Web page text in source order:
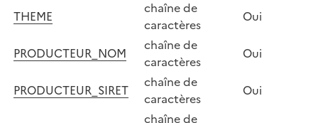
THEME
chaîne de
caractères
Oui
PRODUCTEUR_NOM
chaîne de
caractères
Oui
PRODUCTEUR_SIRET
chaîne de
caractères
Oui
chaîne de